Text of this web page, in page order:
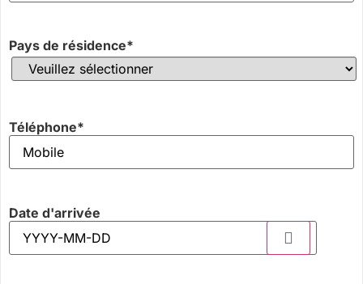
Pays de résidence*
Téléphone*
Date d'arrivée